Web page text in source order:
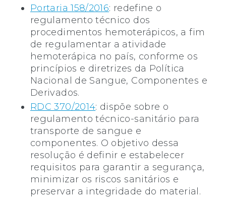
Portaria 158/2016: redefine o
regulamento técnico dos
procedimentos hemoterápicos, a fim
de regulamentar a atividade
hemoterápica no país, conforme os
princípios e diretrizes da Política
Nacional de Sangue, Componentes e
Derivados.
RDC 370/2014: dispõe sobre o
regulamento técnico-sanitário para
transporte de sangue e
componentes. O objetivo dessa
resolução é definir e estabelecer
requisitos para garantir a segurança,
minimizar os riscos sanitários e
preservar a integridade do material.